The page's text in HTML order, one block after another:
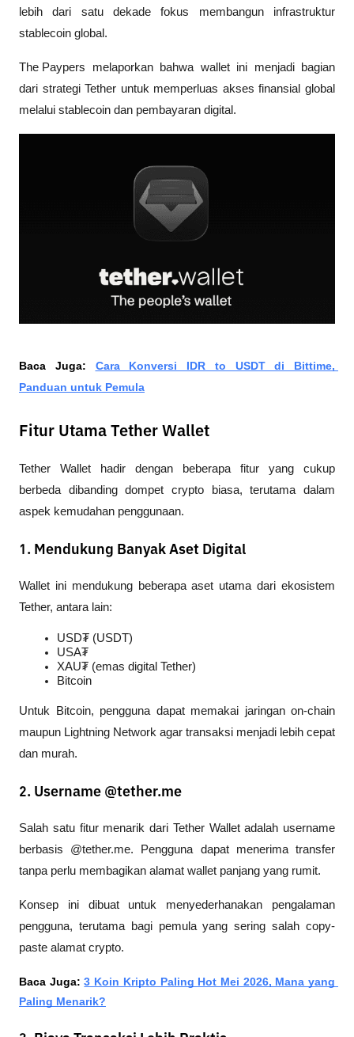
lebih dari satu dekade fokus membangun infrastruktur
stablecoin global.
The Paypers melaporkan bahwa wallet ini menjadi bagian
dari strategi Tether untuk memperluas akses finansial global
melalui stablecoin dan pembayaran digital.
Baca Juga: Cara Konversi IDR to USDT di Bittime,
Panduan untuk Pemula
Fitur Utama Tether Wallet
Tether Wallet hadir dengan beberapa fitur yang cukup
berbeda dibanding dompet crypto biasa, terutama dalam
aspek kemudahan penggunaan.
1. Mendukung Banyak Aset Digital
Wallet ini mendukung beberapa aset utama dari ekosistem
Tether, antara lain:
USD₮ (USDT)
USA₮
XAU₮ (emas digital Tether)
Bitcoin
Untuk Bitcoin, pengguna dapat memakai jaringan on-chain
maupun Lightning Network agar transaksi menjadi lebih cepat
dan murah.
2. Username @tether.me
Salah satu fitur menarik dari Tether Wallet adalah username
berbasis @tether.me. Pengguna dapat menerima transfer
tanpa perlu membagikan alamat wallet panjang yang rumit.
Konsep ini dibuat untuk menyederhanakan pengalaman
pengguna, terutama bagi pemula yang sering salah copy-
paste alamat crypto.
Baca Juga: 3 Koin Kripto Paling Hot Mei 2026, Mana yang
Paling Menarik?